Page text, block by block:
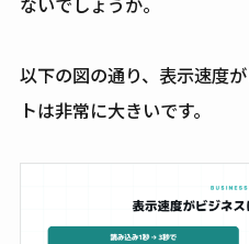
以下の図の通り、表示速度
トは非常に大きいです。